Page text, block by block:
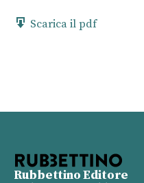
Scarica il pdf
Rubbettino Editore